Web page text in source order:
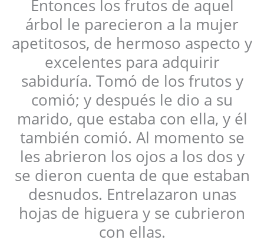
Entonces los frutos de aquel
árbol le parecieron a la mujer
apetitosos, de hermoso aspecto y
excelentes para adquirir
sabiduría. Tomó de los frutos y
comió; y después le dio a su
marido, que estaba con ella, y él
también comió. Al momento se
les abrieron los ojos a los dos y
se dieron cuenta de que estaban
desnudos. Entrelazaron unas
hojas de higuera y se cubrieron
con ellas.